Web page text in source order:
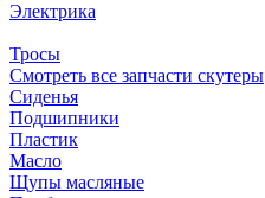
Электрика
Тросы
Смотреть все запчасти скутеры
Сиденья
Подшипники
Пластик
Масло
Щупы масляные